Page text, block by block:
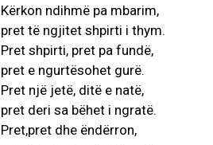
Kërkon ndihmë pa mbarim,
pret të ngjitet shpirti i thym.
Pret shpirti, pret pa fundë,
pret e ngurtësohet gurë.
Pret një jetë, ditë e natë,
pret deri sa bëhet i ngratë.
Pret,pret dhe ëndërron,